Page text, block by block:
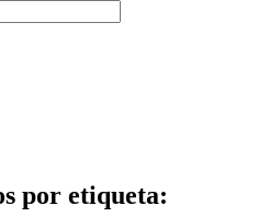
por etiqueta: